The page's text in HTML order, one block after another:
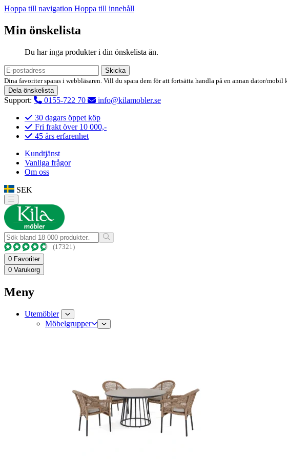
Hoppa till navigation Hoppa till innehåll
Min önskelista
Du har inga produkter i din önskelista än.
Skicka
Dina favoriter sparas i webbläsaren. Vill du spara dem för att fortsätta handla på en annan dator/
Dela önskelista
Support: 0155-722 70
info@kilamobler.se
30 dagars öppet köp
Fri frakt över 10 000,-
45 års erfarenhet
Kundtjänst
Vanliga frågor
Om oss
SEK
(17321)
0 Favoriter
0 Varukorg
Meny
Utemöbler
Möbelgrupper